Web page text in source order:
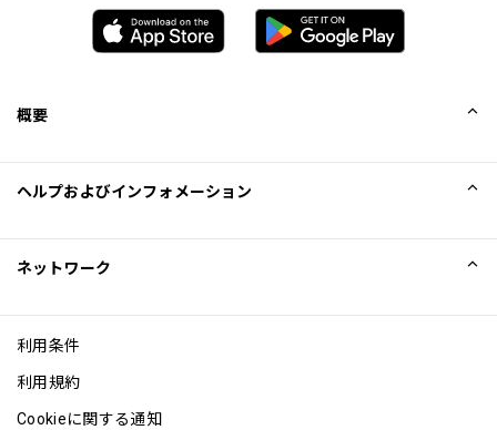
概要
Excellence Awards
ブログ
ヘルプおよびインフォメーション
ネットワーク
利用条件
利用規約
Cookieに関する通知